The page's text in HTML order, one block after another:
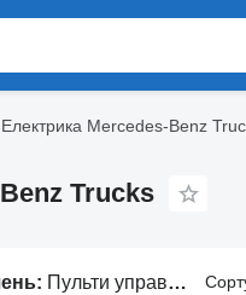
Електрика Mercedes-Benz
Trucks
Пульти управління підвіскою Mercedes-Benz Trucks